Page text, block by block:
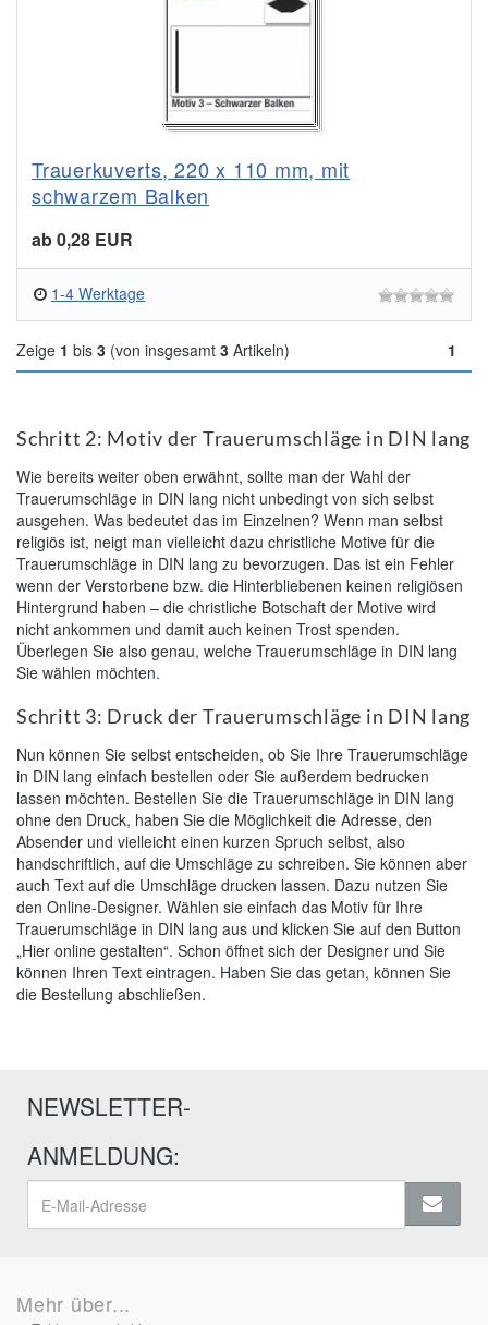
Trauerkuverts, 220 x 110 mm, mit
schwarzem Balken
ab 0,28 EUR
1-4 Werktage
Zeige 1 bis 3 (von insgesamt 3 Artikeln) 1
Schritt 2: Motiv der Trauerumschläge in DIN lang
Wie bereits weiter oben erwähnt, sollte man der Wahl der
Trauerumschläge in DIN lang nicht unbedingt von sich selbst
ausgehen. Was bedeutet das im Einzelnen? Wenn man selbst
religiös ist, neigt man vielleicht dazu christliche Motive für die
Trauerumschläge in DIN lang zu bevorzugen. Das ist ein Fehler
wenn der Verstorbene bzw. die Hinterbliebenen keinen religiösen
Hintergrund haben – die christliche Botschaft der Motive wird
nicht ankommen und damit auch keinen Trost spenden.
Überlegen Sie also genau, welche Trauerumschläge in DIN lang
Sie wählen möchten.
Schritt 3: Druck der Trauerumschläge in DIN lang
Nun können Sie selbst entscheiden, ob Sie Ihre Trauerumschläge
in DIN lang einfach bestellen oder Sie außerdem bedrucken
lassen möchten. Bestellen Sie die Trauerumschläge in DIN lang
ohne den Druck, haben Sie die Möglichkeit die Adresse, den
Absender und vielleicht einen kurzen Spruch selbst, also
handschriftlich, auf die Umschläge zu schreiben. Sie können aber
auch Text auf die Umschläge drucken lassen. Dazu nutzen Sie
den Online-Designer. Wählen sie einfach das Motiv für Ihre
Trauerumschläge in DIN lang aus und klicken Sie auf den Button
„Hier online gestalten“. Schon öffnet sich der Designer und Sie
können Ihren Text eintragen. Haben Sie das getan, können Sie
die Bestellung abschließen.
NEWSLETTER-
ANMELDUNG:
Mehr über...